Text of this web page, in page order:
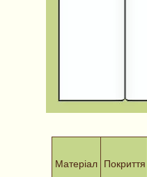
Матеріал Покриття